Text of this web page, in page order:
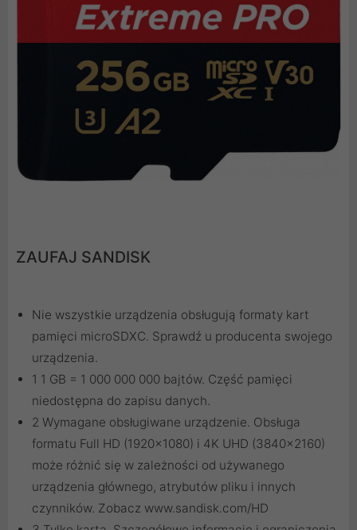
ZAUFAJ SANDISK
Nie wszystkie urządzenia obsługują formaty kart
pamięci microSDXC. Sprawdź u producenta swojego
urządzenia.
1 1 GB = 1 000 000 000 bajtów. Część pamięci
niedostępna do zapisu danych.
2 Wymagane obsługiwane urządzenie. Obsługa
formatu Full HD (1920x1080) i 4K UHD (3840x2160)
może różnić się w zależności od używanego
urządzenia głównego, atrybutów pliku i innych
czynników. Zobacz www.sandisk.com/HD